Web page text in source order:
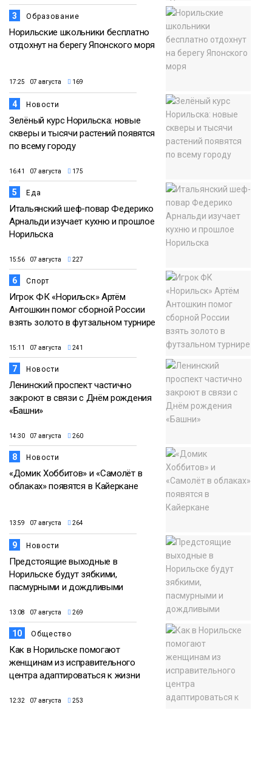
3 Образование
Норильские школьники бесплатно
отдохнут на берегу Японского моря
17:25 07 августа 169
4 Новости
Зелёный курс Норильска: новые
скверы и тысячи растений появятся
по всему городу
16:41 07 августа 175
5 Еда
Итальянский шеф-повар Федерико
Арнальди изучает кухню и прошлое
Норильска
15:56 07 августа 227
6 Спорт
Игрок ФК «Норильск» Артём
Антошкин помог сборной России
взять золото в футзальном турнире
15:11 07 августа 241
7 Новости
Ленинский проспект частично
закроют в связи с Днём рождения
«Башни»
14:30 07 августа 260
8 Новости
«Домик Хоббитов» и «Самолёт в
облаках» появятся в Кайеркане
13:59 07 августа 264
9 Новости
Предстоящие выходные в
Норильске будут зябкими,
пасмурными и дождливыми
13:08 07 августа 269
10 Общество
Как в Норильске помогают
женщинам из исправительного
центра адаптироваться к жизни
12:32 07 августа 253